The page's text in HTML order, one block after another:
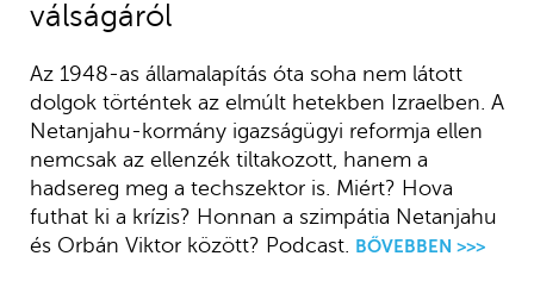
válságáról
Az 1948-as államalapítás óta soha nem látott
dolgok történtek az elmúlt hetekben Izraelben. A
Netanjahu-kormány igazságügyi reformja ellen
nemcsak az ellenzék tiltakozott, hanem a
hadsereg meg a techszektor is. Miért? Hova
futhat ki a krízis? Honnan a szimpátia Netanjahu
és Orbán Viktor között? Podcast.
BŐVEBBEN >>>